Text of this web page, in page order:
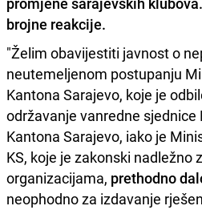
brojne reakcije.
"Želim obavijestiti javnost o
neutemeljenom postupanju
Kantona Sarajevo, koje je
održavanje vanredne sjednice
Kantona Sarajevo, iako je
KS, koje je zakonski nadležno
organizacijama, prethodno
neophodno za izdavanje